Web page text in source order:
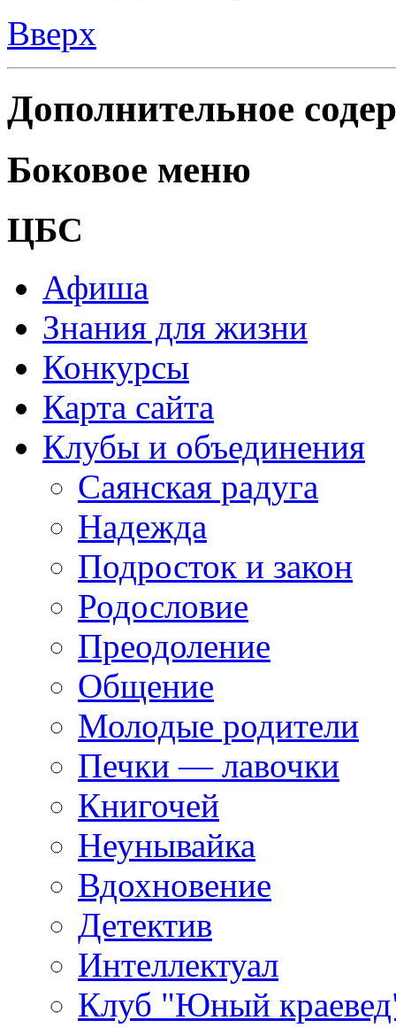
Вверх
Дополнительное
Боковое меню
ЦБС
Афиша
Знания для жизни
Конкурсы
Карта сайта
Клубы и объединения
Саянская радуга
Надежда
Подросток и закон
Родословие
Преодоление
Общение
Молодые родители
Печки — лавочки
Книгочей
Неунывайка
Вдохновение
Детектив
Интеллектуал
Клуб "Юный